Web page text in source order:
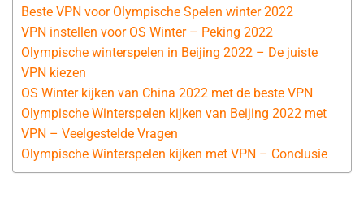
Beste VPN voor Olympische Spelen winter 2022
VPN instellen voor OS Winter – Peking 2022
Olympische winterspelen in Beijing 2022 – De juiste
VPN kiezen
OS Winter kijken van China 2022 met de beste VPN
Olympische Winterspelen kijken van Beijing 2022 met
VPN – Veelgestelde Vragen
Olympische Winterspelen kijken met VPN – Conclusie